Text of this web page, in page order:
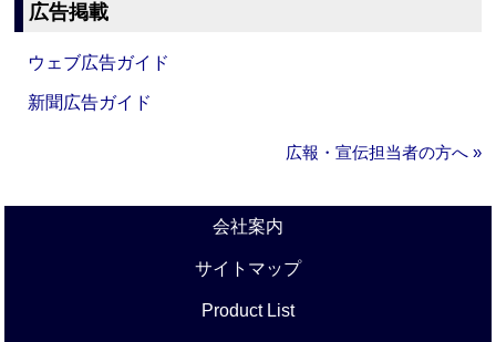
広告掲載
ウェブ広告ガイド
新聞広告ガイド
広報・宣伝担当者の方へ »
会社案内
サイトマップ
Product List